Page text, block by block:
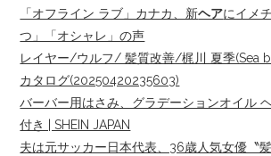
「オフライン ラブ」カナカ、新ヘアにイメ
つ」「オシャレ」の声
レイヤー/ウルフ/ 髪質改善/梶川 夏季(Sea
カタログ(20250420235603)
バーバー用はさみ、グラデーションオイル
付き | SHEIN JAPAN
夫は元サッカー日本代表、36歳人気女優〝